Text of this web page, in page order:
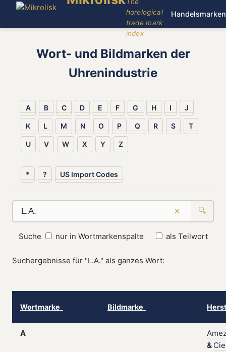
horological
trade mark
index
Handelsmarken
Wort- und Bildmarken der
Uhrenindustrie
A B C D E F G H I J
K L M N O P Q R S T
U V W X Y Z
* ? US Import Codes
× 🔍
Suche nur in Wortmarkenspalte als Teilwort
Suchergebnisse für "L.A." als ganzes Wort:
Wortmarke Bildmarke
A
&